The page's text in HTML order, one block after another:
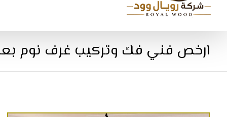
ارخص ‏فني فك وتركيب غرف نوم